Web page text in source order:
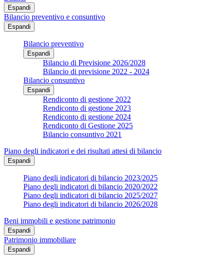
Espandi
Bilancio preventivo e consuntivo
Espandi
Bilancio preventivo
Espandi
Bilancio di Previsione 2026/2028
Bilancio di previsione 2022 - 2024
Bilancio consuntivo
Espandi
Rendiconto di gestione 2022
Rendiconto di gestione 2023
Rendiconto di gestione 2024
Rendiconto di Gestione 2025
Bilancio consuntivo 2021
Piano degli indicatori e dei risultati attesi di bilancio
Espandi
Piano degli indicatori di bilancio 2023/2025
Piano degli indicatori di bilancio 2020/2022
Piano degli indicatori di bilancio 2025/2027
Piano degli indicatori di bilancio 2026/2028
Beni immobili e gestione patrimonio
Espandi
Patrimonio immobiliare
Espandi